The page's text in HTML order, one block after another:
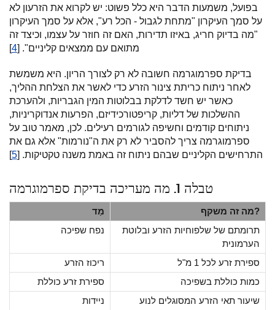
בפועל, משמעות הדבר היא כלל פשוט: יש לקרוא את הזרעון לא
על סמך העיקרון "מתחת לגבול - הכל רע", אלא על סמך העיקרון
"מה בדיוק חריג, באיזו תדירות, האם זה חוזר על עצמו, וכיצד זה
מתואם עם ממצאים קליניים". [4
]
בדיקת ספרמוגרמה חשובה לא רק לצורך הריון. היא משמשת
לאחר ניתוח כריתת צינור הזרע כדי לאשר את הצלחת ההליך,
כאשר יש חשד לדלקת בבלוטות המין הגבריות, ולהערכת
ההשלכות של דליות, קריפטורכידיזם, הפרעות אנדוקריניות,
ניתוחים קודמים וחשיפה לגורמים רעילים. לכן, מאמר טוב על
ספרמוגרמה צריך להסביר לא רק את ה"נורמות" אלא גם את
התרחישים הקליניים שבהם ניתוח זה באמת משנה טקטיקות. [5
]
טבלה 1. מה מעריכה בדיקת ספרמוגרמה
מַד
מה זה משקף?
נפח שפיכה
תרומתם של שלפוחיות הזרע ובלוטת
הערמונית
ריכוז הזרע
ספירת זרע לכל 1 מ"ל
ספירת זרע כוללת
כמות כוללת בשפיכה
ניידות
שיעור תאי הזרע המסוגלים לנוע